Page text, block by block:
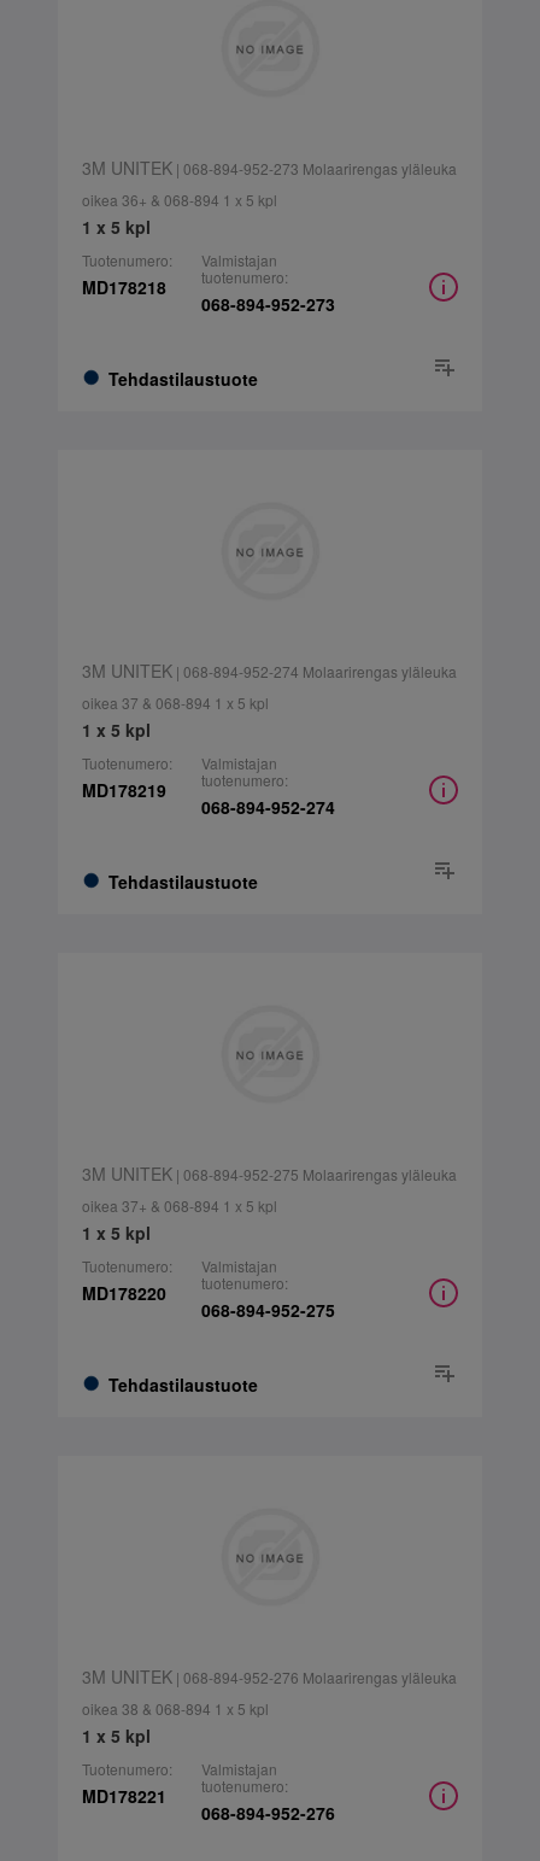
3M UNITEK| 068-894-952-273 Molaarirengas yläleuka
oikea 36+ & 068-894 1 x 5 kpl
1 x 5 kpl
Tuotenumero:
MD178218
Tehdastilaustuote
Valmistajan
tuotenumero:
068-894-952-273
3M UNITEK| 068-894-952-274 Molaarirengas yläleuka
oikea 37 & 068-894 1 x 5 kpl
1 x 5 kpl
Tuotenumero:
MD178219
Tehdastilaustuote
Valmistajan
tuotenumero:
068-894-952-274
3M UNITEK| 068-894-952-275 Molaarirengas yläleuka
oikea 37+ & 068-894 1 x 5 kpl
1 x 5 kpl
Tuotenumero:
MD178220
Tehdastilaustuote
Valmistajan
tuotenumero:
068-894-952-275
3M UNITEK| 068-894-952-276 Molaarirengas yläleuka
oikea 38 & 068-894 1 x 5 kpl
1 x 5 kpl
Tuotenumero:
MD178221
Valmistajan
tuotenumero:
068-894-952-276